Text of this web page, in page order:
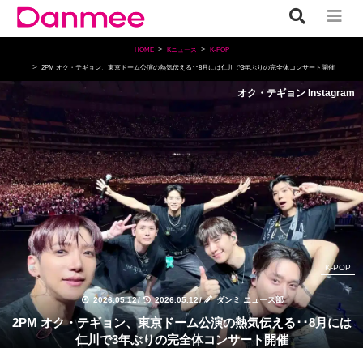
HOME Kニュース K-POP
2PM オク・テギョン、東京ドーム公演の熱気伝える･･8月には仁川で3年ぶりの完全体コンサート開催
オク・テギョン Instagram
2026.05.12/ 2026.05.12/ ダンミ ニュース部
K-POP
2PM オク・テギョン、東京ドーム公演の熱気伝える･･8月には
仁川で3年ぶりの完全体コンサート開催